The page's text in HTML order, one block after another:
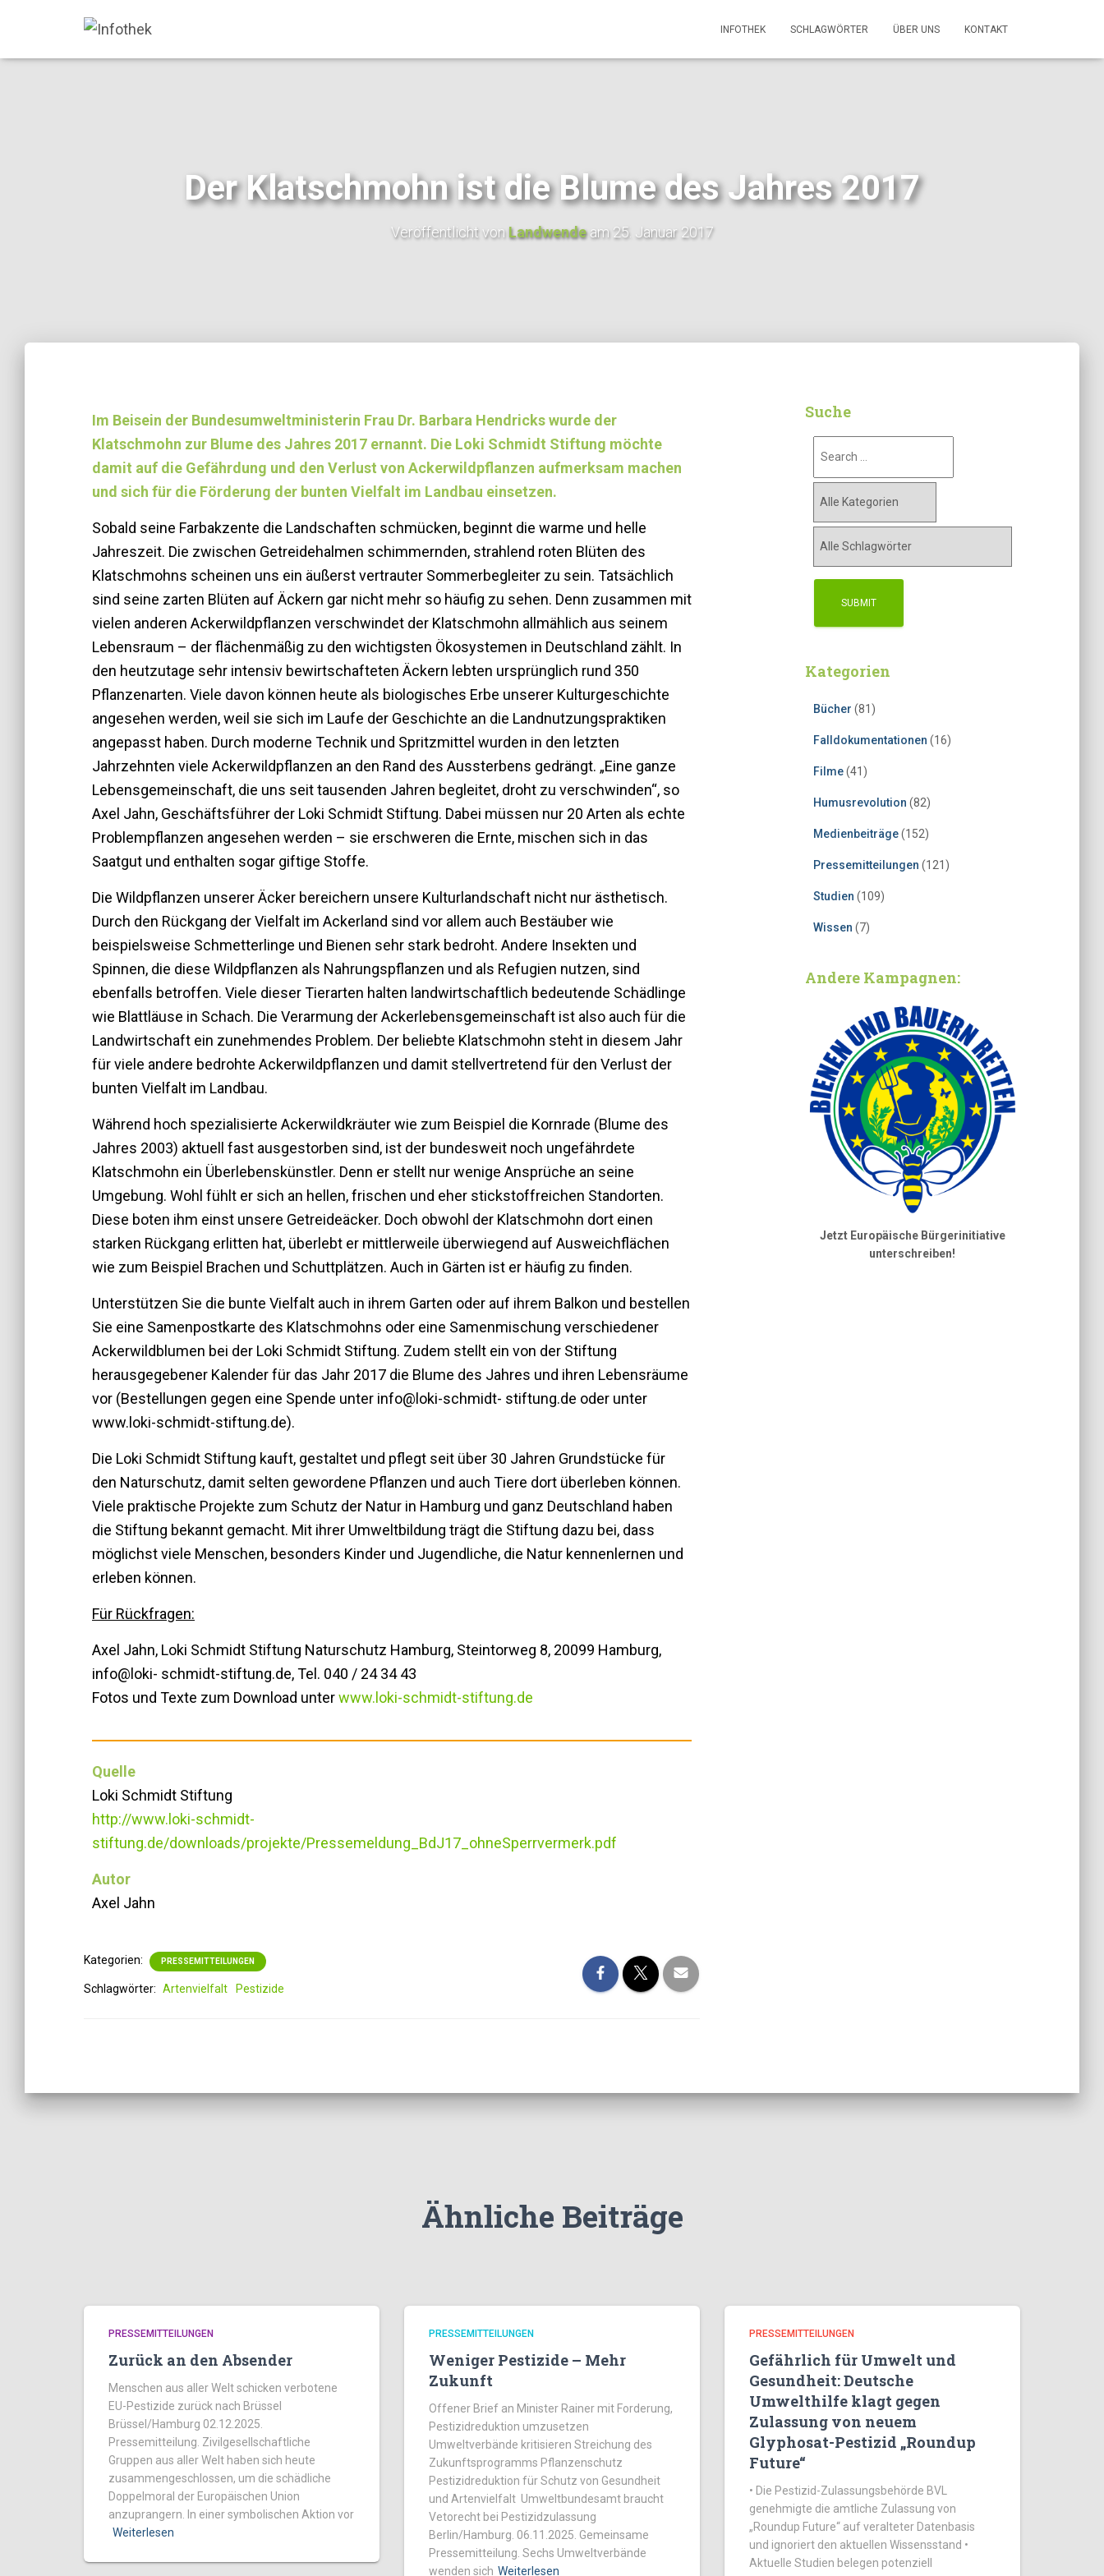
INFOTHEK SCHLAGWÖRTER ÜBER UNS KONTAKT
Der Klatschmohn ist die Blume des Jahres 2017
Veröffentlicht vonLandwendeam25. Januar 2017
Im Beisein der Bundesumweltministerin Frau Dr. Barbara Hendricks wurde der
Klatschmohn zur Blume des Jahres 2017 ernannt. Die Loki Schmidt Stiftung möchte
damit auf die Gefährdung und den Verlust von Ackerwildpflanzen aufmerksam machen
und sich für die Förderung der bunten Vielfalt im Landbau einsetzen.
Sobald seine Farbakzente die Landschaften schmücken, beginnt die warme und helle
Jahreszeit. Die zwischen Getreidehalmen schimmernden, strahlend roten Blüten des
Klatschmohns scheinen uns ein äußerst vertrauter Sommerbegleiter zu sein. Tatsächlich
sind seine zarten Blüten auf Äckern gar nicht mehr so häufig zu sehen. Denn zusammen mit
vielen anderen Ackerwildpflanzen verschwindet der Klatschmohn allmählich aus seinem
Lebensraum – der flächenmäßig zu den wichtigsten Ökosystemen in Deutschland zählt. In
den heutzutage sehr intensiv bewirtschafteten Äckern lebten ursprünglich rund 350
Pflanzenarten. Viele davon können heute als biologisches Erbe unserer Kulturgeschichte
angesehen werden, weil sie sich im Laufe der Geschichte an die Landnutzungspraktiken
angepasst haben. Durch moderne Technik und Spritzmittel wurden in den letzten
Jahrzehnten viele Ackerwildpflanzen an den Rand des Aussterbens gedrängt. „Eine ganze
Lebensgemeinschaft, die uns seit tausenden Jahren begleitet, droht zu verschwinden“, so
Axel Jahn, Geschäftsführer der Loki Schmidt Stiftung. Dabei müssen nur 20 Arten als echte
Problempflanzen angesehen werden – sie erschweren die Ernte, mischen sich in das
Saatgut und enthalten sogar giftige Stoffe.
Die Wildpflanzen unserer Äcker bereichern unsere Kulturlandschaft nicht nur ästhetisch.
Durch den Rückgang der Vielfalt im Ackerland sind vor allem auch Bestäuber wie
beispielsweise Schmetterlinge und Bienen sehr stark bedroht. Andere Insekten und
Spinnen, die diese Wildpflanzen als Nahrungspflanzen und als Refugien nutzen, sind
ebenfalls betroffen. Viele dieser Tierarten halten landwirtschaftlich bedeutende Schädlinge
wie Blattläuse in Schach. Die Verarmung der Ackerlebensgemeinschaft ist also auch für die
Landwirtschaft ein zunehmendes Problem. Der beliebte Klatschmohn steht in diesem Jahr
für viele andere bedrohte Ackerwildpflanzen und damit stellvertretend für den Verlust der
bunten Vielfalt im Landbau.
Während hoch spezialisierte Ackerwildkräuter wie zum Beispiel die Kornrade (Blume des
Jahres 2003) aktuell fast ausgestorben sind, ist der bundesweit noch ungefährdete
Klatschmohn ein Überlebenskünstler. Denn er stellt nur wenige Ansprüche an seine
Umgebung. Wohl fühlt er sich an hellen, frischen und eher stickstoffreichen Standorten.
Diese boten ihm einst unsere Getreideäcker. Doch obwohl der Klatschmohn dort einen
starken Rückgang erlitten hat, überlebt er mittlerweile überwiegend auf Ausweichflächen
wie zum Beispiel Brachen und Schuttplätzen. Auch in Gärten ist er häufig zu finden.
Unterstützen Sie die bunte Vielfalt auch in ihrem Garten oder auf ihrem Balkon und bestellen
Sie eine Samenpostkarte des Klatschmohns oder eine Samenmischung verschiedener
Ackerwildblumen bei der Loki Schmidt Stiftung. Zudem stellt ein von der Stiftung
herausgegebener Kalender für das Jahr 2017 die Blume des Jahres und ihren Lebensräume
vor (Bestellungen gegen eine Spende unter info@loki-schmidt- stiftung.de oder unter
www.loki-schmidt-stiftung.de).
Die Loki Schmidt Stiftung kauft, gestaltet und pflegt seit über 30 Jahren Grundstücke für
den Naturschutz, damit selten gewordene Pflanzen und auch Tiere dort überleben können.
Viele praktische Projekte zum Schutz der Natur in Hamburg und ganz Deutschland haben
die Stiftung bekannt gemacht. Mit ihrer Umweltbildung trägt die Stiftung dazu bei, dass
möglichst viele Menschen, besonders Kinder und Jugendliche, die Natur kennenlernen und
erleben können.
Für Rückfragen:
Axel Jahn, Loki Schmidt Stiftung Naturschutz Hamburg, Steintorweg 8, 20099 Hamburg,
info@loki- schmidt-stiftung.de, Tel. 040 / 24 34 43
Fotos und Texte zum Download unterwww.loki-schmidt-stiftung.de
Quelle
Loki Schmidt Stiftung
http://www.loki-schmidt-
stiftung.de/downloads/projekte/Pressemeldung_BdJ17_ohneSperrvermerk.pdf
Autor
Axel Jahn
Kategorien: PRESSEMITTEILUNGEN
Schlagwörter: Artenvielfalt Pestizide
Suche
Kategorien
Bücher (81)
Falldokumentationen (16)
Filme(41)
Humusrevolution (82)
Medienbeiträge(152)
Pressemitteilungen (121)
Studien (109)
Wissen (7)
Andere Kampagnen:
Jetzt Europäische Bürgerinitiative
unterschreiben!
Ähnliche Beiträge
PRESSEMITTEILUNGEN
Zurück an den Absender
Menschen aus aller Welt schicken verbotene
EU-Pestizide zurück nach Brüssel
Brüssel/Hamburg 02.12.2025.
Pressemitteilung. Zivilgesellschaftliche
Gruppen aus aller Welt haben sich heute
zusammengeschlossen, um die schädliche
Doppelmoral der Europäischen Union
anzuprangern. In einer symbolischen Aktion vor
Weiterlesen
PRESSEMITTEILUNGEN
Weniger Pestizide – Mehr
Zukunft
Offener Brief an Minister Rainer mit Forderung,
Pestizidreduktion umzusetzen
Umweltverbände kritisieren Streichung des
Zukunftsprogramms Pflanzenschutz
Pestizidreduktion für Schutz von Gesundheit
und Artenvielfalt Umweltbundesamt braucht
Vetorecht bei Pestizidzulassung
Berlin/Hamburg. 06.11.2025. Gemeinsame
Pressemitteilung. Sechs Umweltverbände
wenden sich Weiterlesen
PRESSEMITTEILUNGEN
Gefährlich für Umwelt und
Gesundheit: Deutsche
Umwelthilfe klagt gegen
Zulassung von neuem
Glyphosat-Pestizid „Roundup
Future“
• Die Pestizid-Zulassungsbehörde BVL
genehmigte die amtliche Zulassung von
„Roundup Future“ auf veralteter Datenbasis
und ignoriert den aktuellen Wissensstand •
Aktuelle Studien belegen potenziell